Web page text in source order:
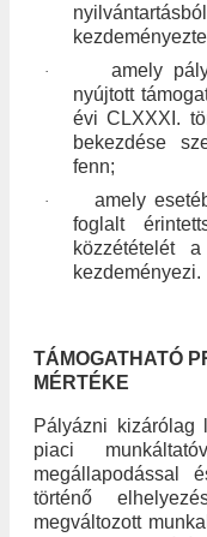
·
amely
nyújtott
évi CLXXXI.
bekezdése
fenn;
·
amely
foglalt
közzétételét
kezdeményezi.
TÁMOGATHATÓ
MÉRTÉKE
Pályázni kizárólag
piaci
megállapodással
történő
megváltozott